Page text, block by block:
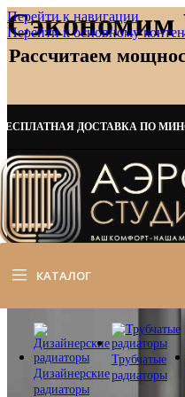
Перейти к навигации
Перейти к основному
Сэкономим
Рассчитаем
ДОСТАВКА ПО
КАТАЛОГ
Дизайнерские
радиаторы
Трубчатые
радиаторы